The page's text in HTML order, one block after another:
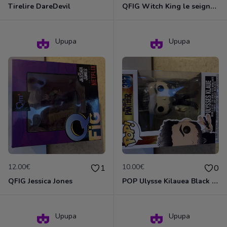
Tirelire DareDevil QFIG Witch King le seigneur des anneaux
Upupa
12.00€ 1
QFIG Jessica Jones
Upupa
10.00€ 0
POP Ulysse Kilauea Black Panther 387
Upupa Upupa